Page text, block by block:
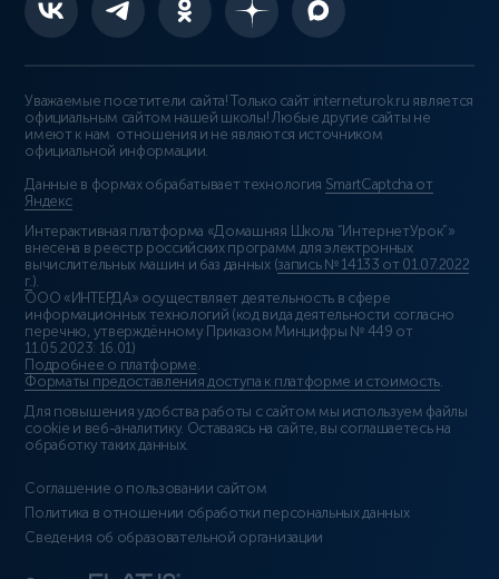
Уважаемые посетители сайта! Только сайт interneturok.ru является
официальным сайтом нашей школы! Любые другие сайты не
имеют к нам отношения и не являются источником
официальной информации.
Данные в формах обрабатывает технология SmartCaptcha от
Яндекс
Интерактивная платформа «Домашняя Школа “ИнтернетУрок”»
внесена в реестр российских программ для электронных
вычислительных машин и баз данных (запись № 14133 от 01.07.2022
г.).
ООО «ИНТЕРДА» осуществляет деятельность в сфере
информационных технологий (код вида деятельности согласно
перечню, утверждённому Приказом Минцифры № 449 от
11.05.2023: 16.01)
Подробнее о платформе.
Форматы предоставления доступа к платформе и стоимость.
Для повышения удобства работы с сайтом мы используем файлы
cookie и веб-аналитику. Оставаясь на сайте, вы соглашаетесь на
обработку таких данных.
Соглашение о пользовании сайтом
Политика в отношении обработки персональных данных
Сведения об образовательной организации